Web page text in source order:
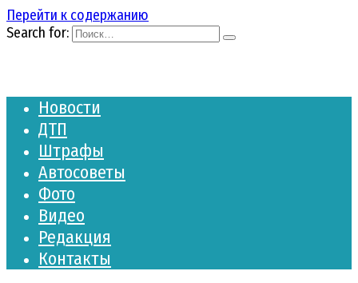
Перейти к содержанию
Search for:
Новости
ДТП
Штрафы
Автосоветы
Фото
Видео
Редакция
Контакты